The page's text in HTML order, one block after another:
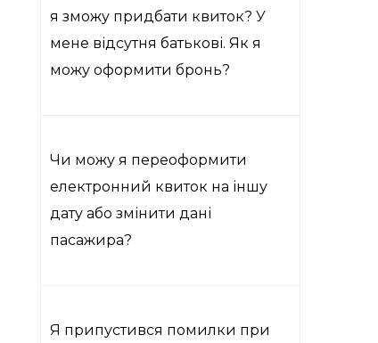
я зможу придбати квиток? У
мене відсутня батькові. Як я
можу оформити бронь?
Чи можу я переоформити
електронний квиток на іншу
дату або змінити дані
пасажира?
Я припустився помилки при